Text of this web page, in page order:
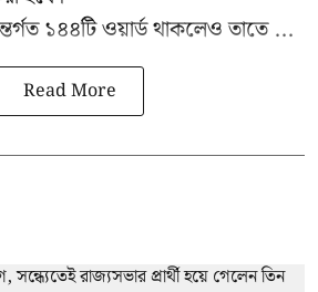
১৪৪টি ওয়ার্ড থাকলেও তাতে ...
Read More